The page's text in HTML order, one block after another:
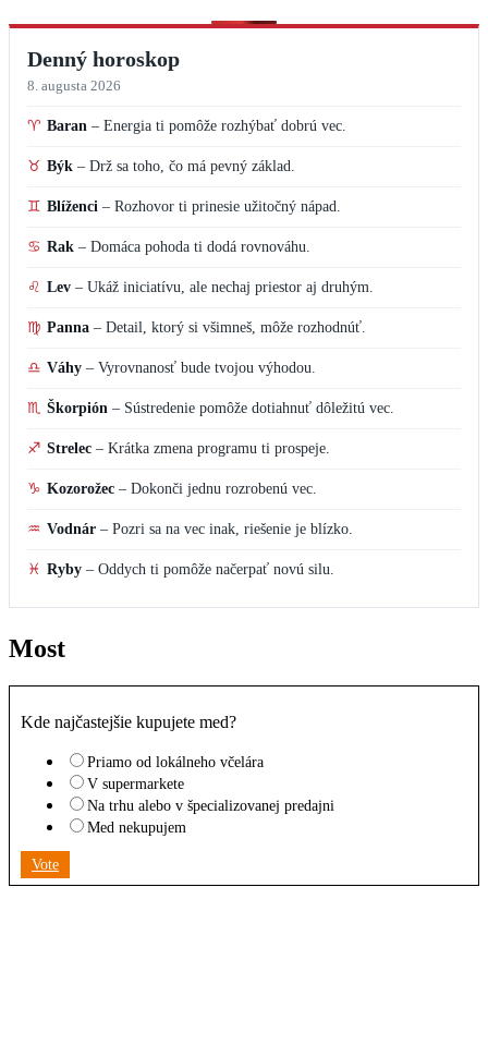
Denný horoskop
8. augusta 2026
♈ Baran – Energia ti pomôže rozhýbať dobrú vec.
♉ Býk – Drž sa toho, čo má pevný základ.
♊ Blíženci – Rozhovor ti prinesie užitočný nápad.
♋ Rak – Domáca pohoda ti dodá rovnováhu.
♌ Lev – Ukáž iniciatívu, ale nechaj priestor aj druhým.
♍ Panna – Detail, ktorý si všimneš, môže rozhodnúť.
♎ Váhy – Vyrovnanosť bude tvojou výhodou.
♏ Škorpión – Sústredenie pomôže dotiahnuť dôležitú vec.
♐ Strelec – Krátka zmena programu ti prospeje.
♑ Kozorožec – Dokonči jednu rozrobenú vec.
♒ Vodnár – Pozri sa na vec inak, riešenie je blízko.
♓ Ryby – Oddych ti pomôže načerpať novú silu.
Most
Kde najčastejšie kupujete med?
Priamo od lokálneho včelára
V supermarkete
Na trhu alebo v špecializovanej predajni
Med nekupujem
Vote